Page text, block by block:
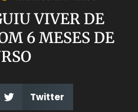
VIVER DE
6 MESES DE
Twitter